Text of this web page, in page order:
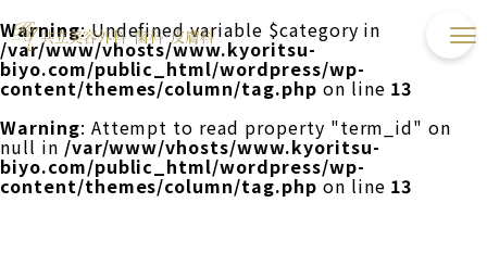
Warning: Undefined variable $category in
/var/www/vhosts/www.kyoritsu-
biyo.com/public_html/wordpress/wp-
content/themes/column/tag.php on line 13
Warning: Attempt to read property "term_id" on
null in /var/www/vhosts/www.kyoritsu-
biyo.com/public_html/wordpress/wp-
content/themes/column/tag.php on line 13